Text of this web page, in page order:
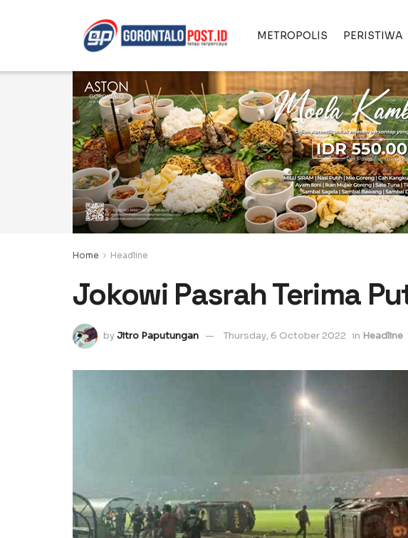
METROPOLIS PERISTIWA
Home Headline
Jokowi Pasrah Terima
byJitro Paputungan Thursday, 6 October 2022 in Headline